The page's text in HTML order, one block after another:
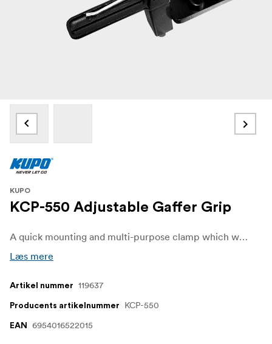
KUPO
KCP-550 Adjustable Gaffer Grip
A quick mounting and multi-purpose clamp which will grip on flat or round surfaces.
Læs mere
Artikel nummer 119637
Producents artikelnummer KCP-550
EAN 6954016522015